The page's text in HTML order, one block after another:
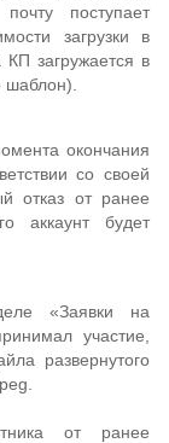
поступает
загрузки в
загружается в
окончания
со своей
отказ от ранее
аккаунт будет
«Заявки на
участие,
развернутого
от ранее